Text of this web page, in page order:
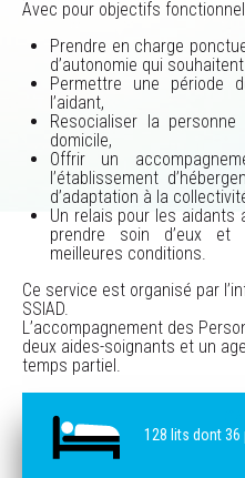
Avec pour objectifs
Prendre en charge
d’autonomie qui
Permettre une période
l’aidant,
Resocialiser la
domicile,
Offrir un
l’établissement
d’adaptation à la
Un relais pour les aidants
prendre soin d’eux et
meilleures conditions.
Ce service est organisé par
SSIAD.
L’accompagnement des
deux aides-soignants et un
temps partiel.
128 lits dont